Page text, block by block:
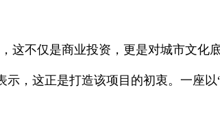
不仅是商业投资，更是对城市文化
，这正是打造该项目的初衷。一座